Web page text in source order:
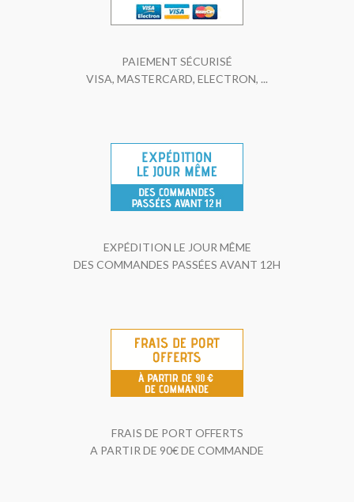
PAIEMENT SÉCURISÉ
VISA, MASTERCARD, ELECTRON, ...
EXPÉDITION LE JOUR MÊME
DES COMMANDES PASSÉES AVANT 12H
FRAIS DE PORT OFFERTS
A PARTIR DE 90€ DE COMMANDE